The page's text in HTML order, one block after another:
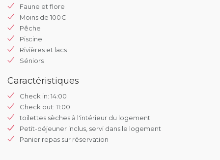
Faune et flore
Moins de 100€
Pêche
Piscine
Rivières et lacs
Séniors
Caractéristiques
Check in: 14:00
Check out: 11:00
toilettes sèches à l'intérieur du logement
Petit-déjeuner inclus, servi dans le logement
Panier repas sur réservation